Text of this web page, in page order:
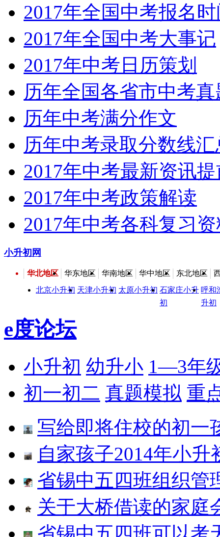
2017年全国中考报名
2017年全国中考大事记
2017年中考日历策划
历年全国各省市中考
历年中考满分作文
历年中考录取分数线汇
2017年中考最新资讯
2017年中考政策解读
2017年中考各科复习
小升初网
华北地区 华东地区 华南地区 华中地区 东北地区
北京小升初 天津小升初 太原小升初 石家庄小升
初
呼和
升初
e度论坛
小升初 幼升小 1—3年
初一初二 真题模拟 重
写给即将住校的初一
自家孩子2014年小升
省锡中五四班组织管
关于大桥借读的家庭